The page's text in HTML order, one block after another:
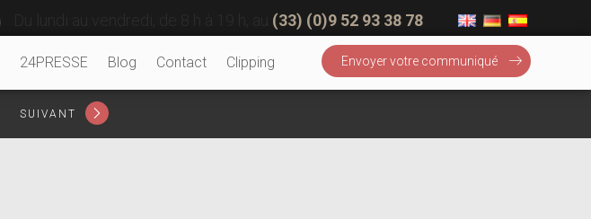
(33) (0)9 52 93 38 78
24PRESSE Blog Contact Clipping Envoyer votre communiqué
SUIVANT